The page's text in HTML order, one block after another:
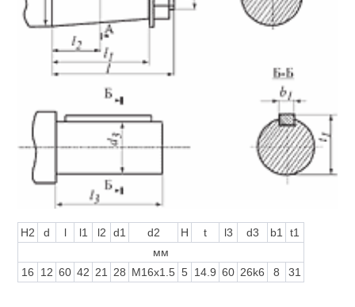
H2 d l l1 l2 d1 d2 H t l3 d3 b1
t1
мм
16
12 60 42 21 28 M16x1.5 5 14.9 60 26k6 8 31